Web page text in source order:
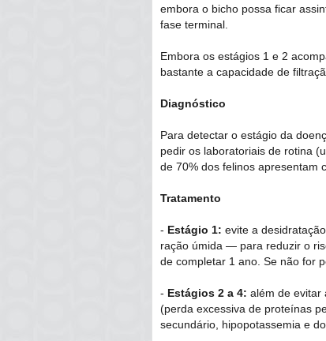
embora o bicho possa ficar
fase terminal.
Embora os estágios 1 e 2
bastante a capacidade de
Diagnóstico
Para detectar o estágio da
pedir os laboratoriais de rotina
de 70% dos felinos apresentam
Tratamento
- Estágio 1: evite a
ração úmida ― para reduzir o
de completar 1 ano. Se não for
- Estágios 2 a 4: além de evitar
(perda excessiva de proteínas
secundário, hipopotassemia e